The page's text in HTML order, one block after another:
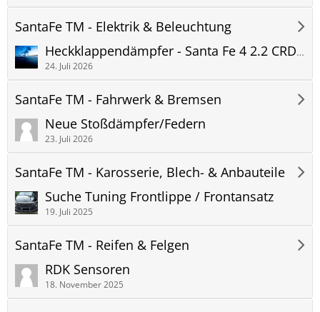
SantaFe TM - Elektrik & Beleuchtung
Heckklappendämpfer - Santa Fe 4 2.2 CRDi AWD - Zubehörauswahl vs. Originalteil
24. Juli 2026
SantaFe TM - Fahrwerk & Bremsen
Neue Stoßdämpfer/Federn
23. Juli 2026
SantaFe TM - Karosserie, Blech- & Anbauteile
Suche Tuning Frontlippe / Frontansatz
19. Juli 2025
SantaFe TM - Reifen & Felgen
RDK Sensoren
18. November 2025